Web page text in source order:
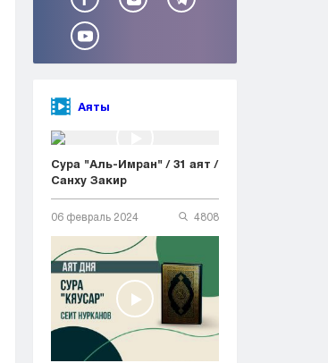
Аяты
Сура "Аль-Имран" / 31 аят /
Санху Закир
06 февраль 2024 4808